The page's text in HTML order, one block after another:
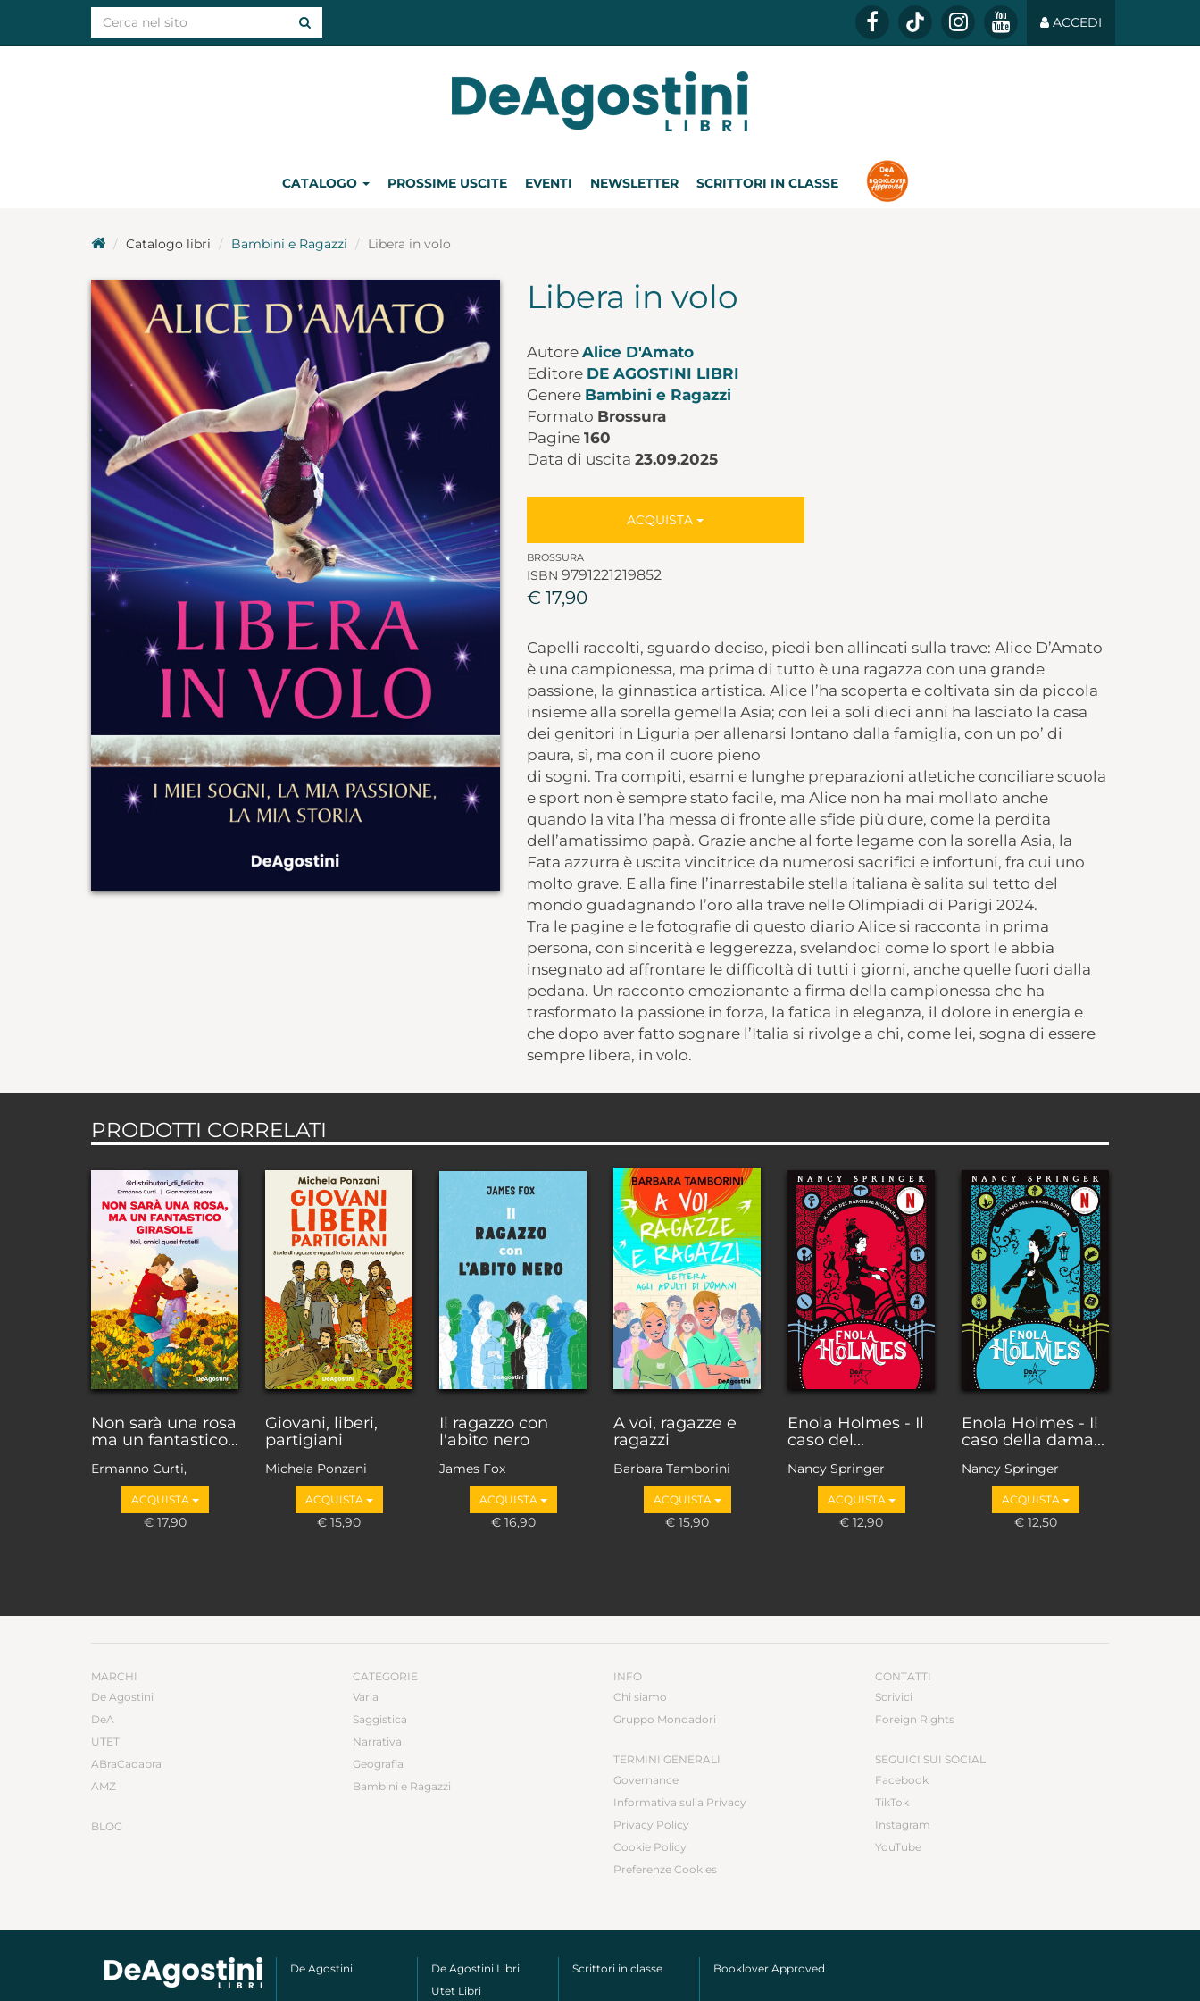
ACCEDI
CATALOGO PROSSIME USCITE EVENTI NEWSLETTER SCRITTORI IN CLASSE
Catalogo libri Bambini e Ragazzi Libera in volo
Libera in volo
Autore Alice D'Amato
Editore DE AGOSTINI LIBRI
Genere Bambini e Ragazzi
Formato Brossura
Pagine 160
Data di uscita 23.09.2025
ACQUISTA
BROSSURA
ISBN 9791221219852
€ 17,90
Capelli raccolti, sguardo deciso, piedi ben allineati sulla trave: Alice D’Amato
è una campionessa, ma prima di tutto è una ragazza con una grande
passione, la ginnastica artistica. Alice l’ha scoperta e coltivata sin da piccola
insieme alla sorella gemella Asia; con lei a soli dieci anni ha lasciato la casa
dei genitori in Liguria per allenarsi lontano dalla famiglia, con un po’ di
paura, sì, ma con il cuore pieno
di sogni. Tra compiti, esami e lunghe preparazioni atletiche conciliare scuola
e sport non è sempre stato facile, ma Alice non ha mai mollato anche
quando la vita l’ha messa di fronte alle sfide più dure, come la perdita
dell’amatissimo papà. Grazie anche al forte legame con la sorella Asia, la
Fata azzurra è uscita vincitrice da numerosi sacrifici e infortuni, fra cui uno
molto grave. E alla fine l’inarrestabile stella italiana è salita sul tetto del
mondo guadagnando l’oro alla trave nelle Olimpiadi di Parigi 2024.
Tra le pagine e le fotografie di questo diario Alice si racconta in prima
persona, con sincerità e leggerezza, svelandoci come lo sport le abbia
insegnato ad affrontare le difficoltà di tutti i giorni, anche quelle fuori dalla
pedana. Un racconto emozionante a firma della campionessa che ha
trasformato la passione in forza, la fatica in eleganza, il dolore in energia e
che dopo aver fatto sognare l’Italia si rivolge a chi, come lei, sogna di essere
sempre libera, in volo.
PRODOTTI CORRELATI
Non sarà una rosa
ma un fantastico...
Ermanno Curti,
Gianmarco Lepre
ACQUISTA
€ 17,90
Giovani, liberi,
partigiani
Michela Ponzani
ACQUISTA
€ 15,90
Il ragazzo con
l'abito nero
James Fox
ACQUISTA
€ 16,90
A voi, ragazze e
ragazzi
Barbara Tamborini
ACQUISTA
€ 15,90
Enola Holmes - Il
caso del...
Nancy Springer
ACQUISTA
€ 12,90
Enola Holmes - Il
caso della dama...
Nancy Springer
ACQUISTA
€ 12,50
MARCHI
De Agostini
DeA
UTET
ABraCadabra
AMZ
BLOG
CATEGORIE
Varia
Saggistica
Narrativa
Geografia
Bambini e Ragazzi
INFO
Chi siamo
Gruppo Mondadori
TERMINI GENERALI
Governance
Informativa sulla Privacy
Privacy Policy
Cookie Policy
Preferenze Cookies
CONTATTI
Scrivici
Foreign Rights
SEGUICI SUI SOCIAL
Facebook
TikTok
Instagram
YouTube
De Agostini
De Agostini Libri
Utet Libri
Scrittori in classe Booklover Approved